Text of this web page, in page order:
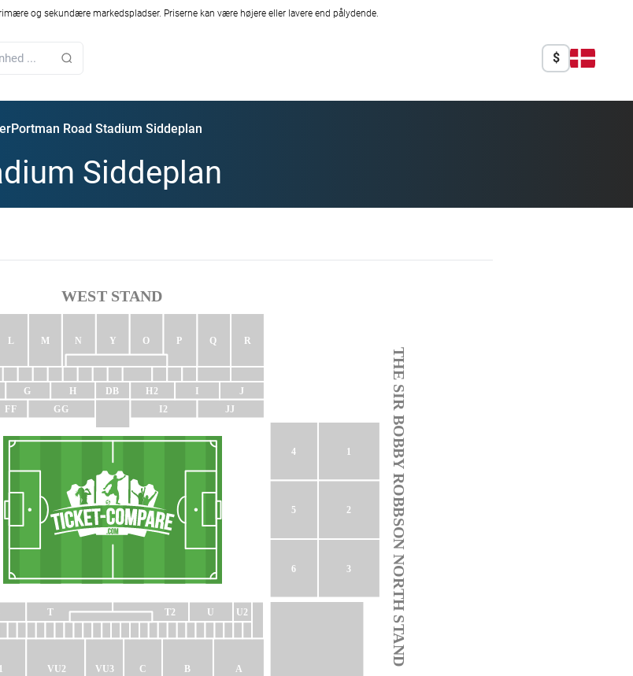
og sekundære markedspladser. Priserne kan være højere eller lavere end pålydende.
$
Portman Road Stadium Siddeplan
Siddeplan
L M N Y O P Q R
G H DB H2 I
J
FF GG I2 JJ
1
2
3
4
5
6
T T2 U U2
VU2 VU3 C B A
WEST STAND
THE SIR BOBBY ROBBSON NORTH STAND